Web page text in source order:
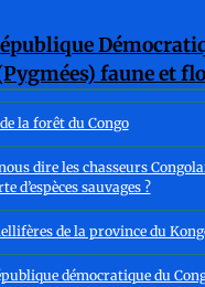
la forêt du Congo
dire les chasseurs
d’espèces sauvages ?
de la province du
démocratique du